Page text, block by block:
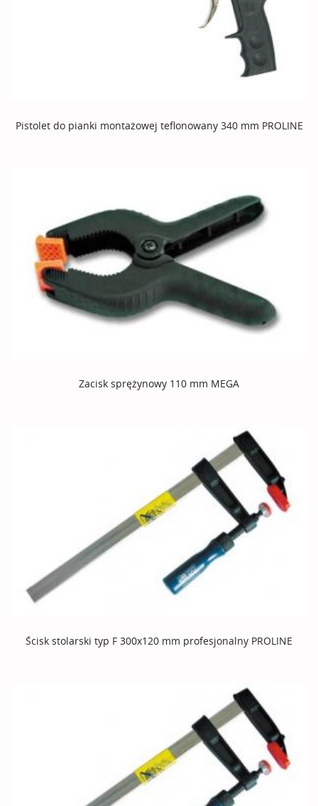
Pistolet do pianki montażowej teflonowany 340 mm PROLINE
Zacisk sprężynowy 110 mm MEGA
Ścisk stolarski typ F 300x120 mm profesjonalny PROLINE